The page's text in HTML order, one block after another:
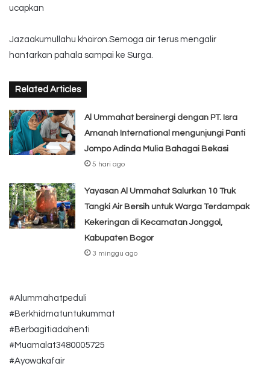
ucapkan
Jazaakumullahu khoiron.Semoga air terus mengalir
hantarkan pahala sampai ke Surga.
Related Articles
Al Ummahat bersinergi dengan PT. Isra
Amanah International mengunjungi Panti
Jompo Adinda Mulia Bahagai Bekasi
5 hari ago
Yayasan Al Ummahat Salurkan 10 Truk
Tangki Air Bersih untuk Warga Terdampak
Kekeringan di Kecamatan Jonggol,
Kabupaten Bogor
3 minggu ago
#Alummahatpeduli
#Berkhidmatuntukummat
#Berbagitiadahenti
#Muamalat3480005725
#Ayowakafair